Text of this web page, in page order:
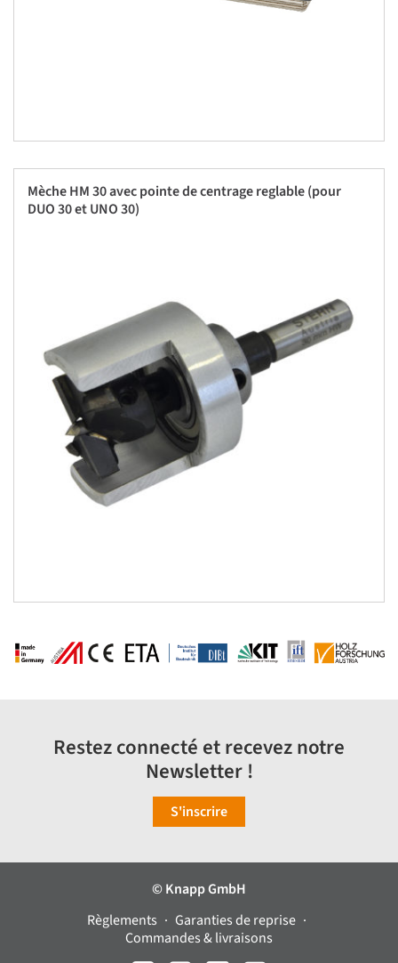
Mèche HM 30 avec pointe de centrage reglable (pour
DUO 30 et UNO 30)
Restez connecté et recevez notre
Newsletter !
S'inscrire
© Knapp GmbH
Règlements
Garanties de reprise
Commandes & livraisons